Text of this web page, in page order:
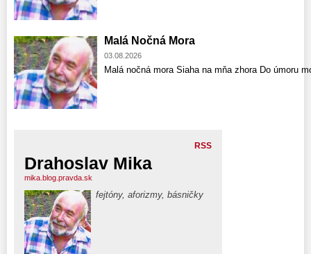
Malá Nočná Mora
03.08.2026
Malá nočná mora Siaha na mňa zhora Do úmoru
RSS
Drahoslav Mika
mika.blog.pravda.sk
fejtóny, aforizmy, básničky